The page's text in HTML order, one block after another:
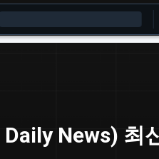
News) 최